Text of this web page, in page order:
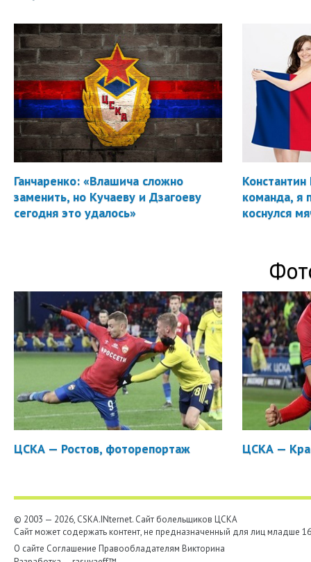
Ганчаренко: «Влашича сложно
заменить, но Кучаеву и Дзагоеву
сегодня это удалось»
Константин
команда, я
коснулся
ЦСКА — Ростов, фоторепортаж ЦСКА —
© 2003 — 2026, CSKA.INternet. Cайт болельщиков ЦСКА
Сайт может содержать контент, не предназначенный для лиц младше
О сайте Соглашение Правообладателям Викторина